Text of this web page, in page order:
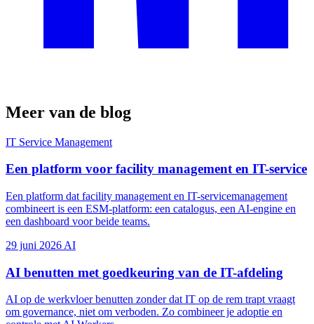
Meer van de blog
IT Service Management
Een platform voor facility management en IT-service
Een platform dat facility management en IT-servicemanagement
combineert is een ESM-platform: een catalogus, een AI-engine en
een dashboard voor beide teams.
29 juni 2026 AI
AI benutten met goedkeuring van de IT-afdeling
AI op de werkvloer benutten zonder dat IT op de rem trapt vraagt
om governance, niet om verboden. Zo combineer je adoptie en